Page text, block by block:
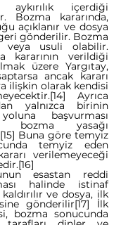
aykırılık içerdiği
Bozma kararında,
açıklanır ve dosya
gönderilir. Bozma
veya usuli olabilir.
kararının verildiği
üzere Yargıtay,
ancak kararı
ilişkin olarak kendisi
[14] Ayrıca
yalnızca birinin
başvurması
bozma yasağı
[15] Buna göre temyiz
temyiz eden
verilemeyeceği
[16]
esastan reddi
halinde istinaf
ve dosya, ilk
gönderilir[17] İlk
bozma sonucunda